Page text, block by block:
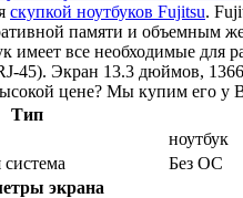
скупкой ноутбуков Fujitsu.
памяти и объемным
имеет все необходимые для
45). Экран 13.3 дюймов,
цене? Мы купим его у
Тип
ноутбук
Без ОС
экрана